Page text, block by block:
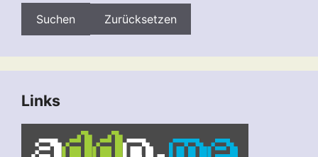
Zurücksetzen
Links